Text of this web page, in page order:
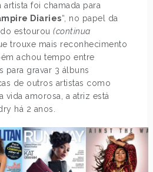
artista foi chamada para
Diaries“, no papel da
estourou(continua
trouxe mais reconhecimento
achou tempo entre
para gravar 3 álbuns
de outros artistas como
vida amorosa, a atriz está
há 2 anos.